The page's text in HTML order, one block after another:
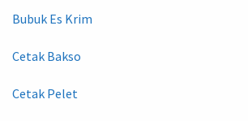
Bubuk Es Krim
Cetak Bakso
Cetak Pelet